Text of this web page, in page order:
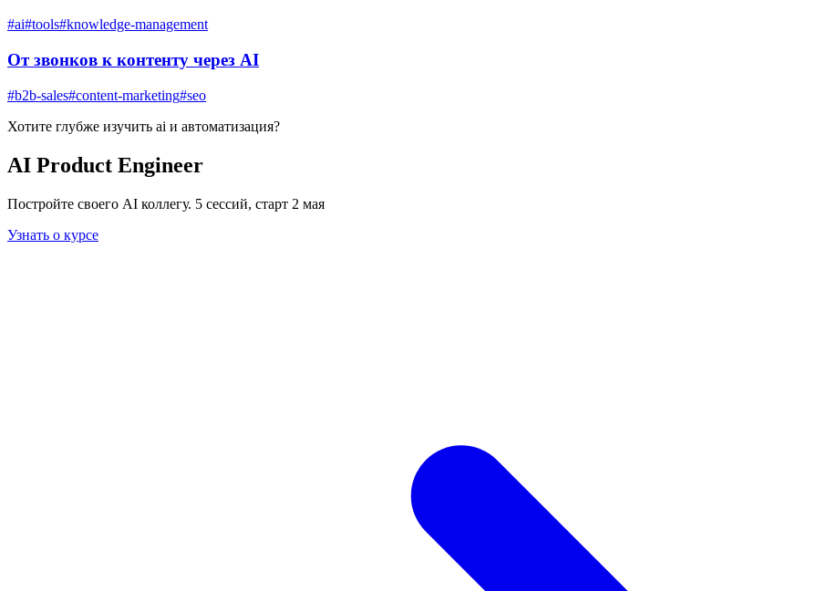
#ai#tools#knowledge-management
От звонков к контенту через AI
#b2b-sales#content-marketing#seo
Хотите глубже изучить ai и автоматизация?
AI Product Engineer
Постройте своего AI коллегу. 5 сессий, старт 2 мая
Узнать о курсе